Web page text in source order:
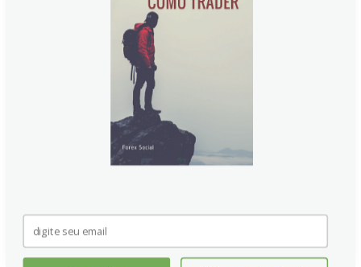
Euro mantém ganhos frente ao
Iene com expectativa de alta de
juros do BCE
O EUR/JPY registra ganhos modestos perto de
184,90. O BCE sinaliza alta de juros em junho de 2026.
O BoJ alerta sobre choque energético da guerra no
Irã. Intervenções cambiais japonesas podem apoiar o
Continue lendo